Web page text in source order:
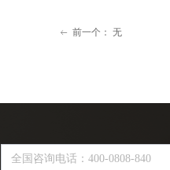
ꂃ 前一个： 无